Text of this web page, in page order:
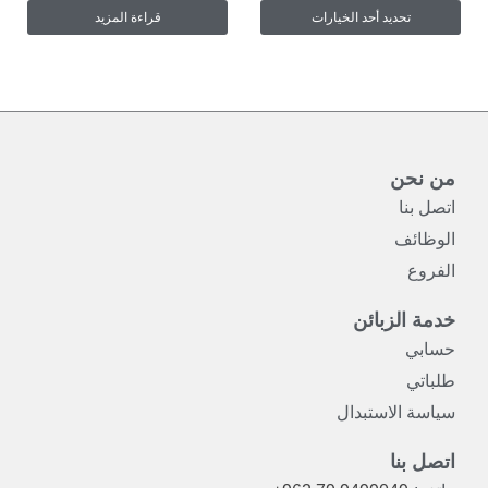
تحديد أحد الخيارات
الخيارات
قراءة المزيد
من نحن
اتصل بنا
الوظائف
الفروع
خدمة الزبائن
حسابي
طلباتي
سياسة الاستبدال
اتصل بنا